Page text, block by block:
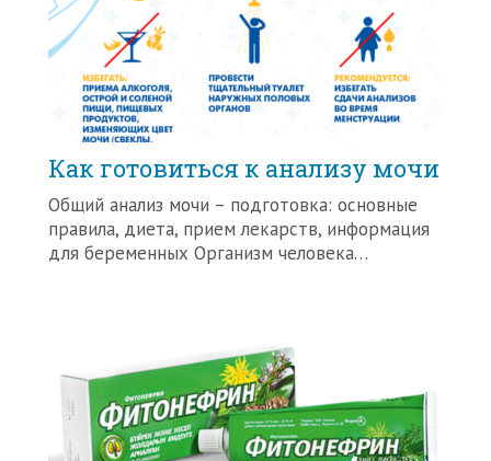
Как готовиться к анализу мочи
Общий анализ мочи – подготовка: основные
правила, диета, прием лекарств, информация
для беременных Организм человека…